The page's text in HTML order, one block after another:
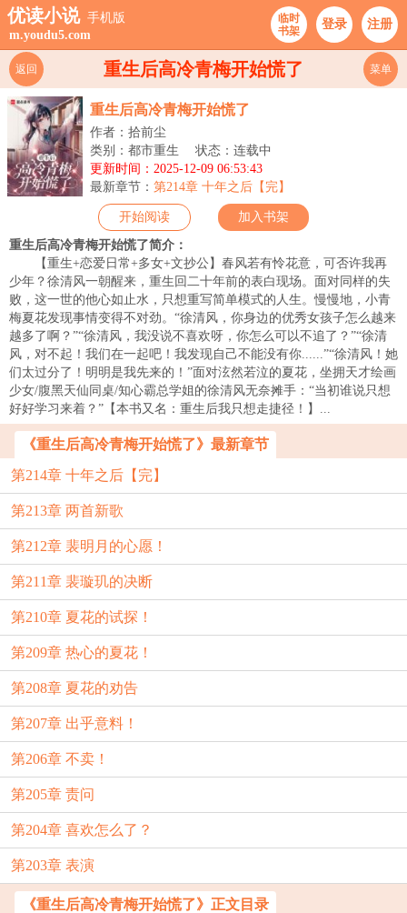
优读小说 手机版
m.youdu5.com
临时
书架
登录 注册
重生后高冷青梅开始慌了
返回 菜单
重生后高冷青梅开始慌了
作者：拾前尘
类别：都市重生
状态：连载中
更新时间：2025-12-09 06:53:43
最新章节： 第214章 十年之后【完】
开始阅读 加入书架
重生后高冷青梅开始慌了简介：
【重生+恋爱日常+多女+文抄公】春风若有怜花意，可否许我再
少年？徐清风一朝醒来，重生回二十年前的表白现场。面对同样的失
败，这一世的他心如止水，只想重写简单模式的人生。慢慢地，小青
梅夏花发现事情变得不对劲。“徐清风，你身边的优秀女孩子怎么越来
越多了啊？”“徐清风，我没说不喜欢呀，你怎么可以不追了？”“徐清
风，对不起！我们在一起吧！我发现自己不能没有你......”“徐清风！她
们太过分了！明明是我先来的！”面对泫然若泣的夏花，坐拥天才绘画
少女/腹黑天仙同桌/知心霸总学姐的徐清风无奈摊手：“当初谁说只想
好好学习来着？”【本书又名：重生后我只想走捷径！】...
《重生后高冷青梅开始慌了》最新章节
第214章 十年之后【完】
第213章 两首新歌
第212章 裴明月的心愿！
第211章 裴璇玑的决断
第210章 夏花的试探！
第209章 热心的夏花！
第208章 夏花的劝告
第207章 出乎意料！
第206章 不卖！
第205章 责问
第204章 喜欢怎么了？
第203章 表演
《重生后高冷青梅开始慌了》正文目录